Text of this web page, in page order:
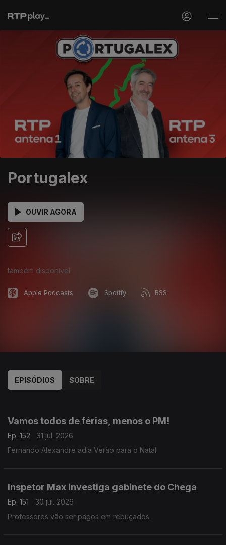
Portugalex
OUVIR AGORA
também disponível
Apple Podcasts Spotify RSS
EPISÓDIOS SOBRE
Vamos todos de férias, menos o PM!
Ep. 152
31 jul. 2026
Fernando Alexandre adia Verão para o Natal.
Inspetor Max investiga gabinete do Chega
Ep. 151
30 jul. 2026
Professores vão ser pagos em rebuçados.